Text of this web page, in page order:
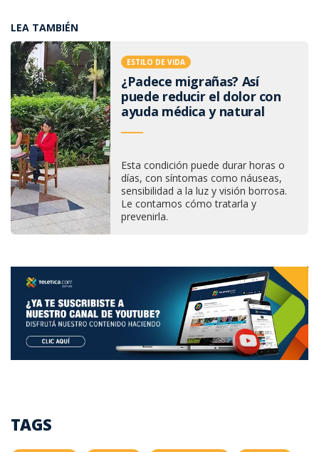
LEA TAMBIÉN
ESTILO DE VIDA
¿Padece migrañas? Así
puede reducir el dolor con
ayuda médica y natural
Esta condición puede durar horas o
días, con síntomas como náuseas,
sensibilidad a la luz y visión borrosa.
Le contamos cómo tratarla y
prevenirla.
TAGS